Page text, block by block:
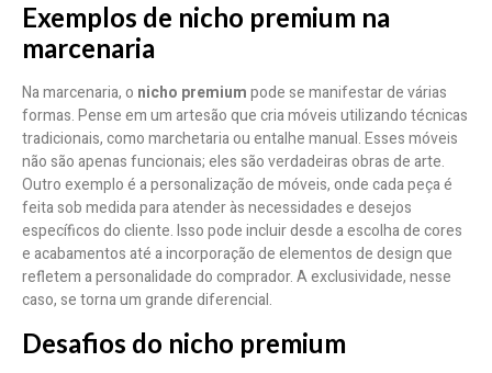
Exemplos de nicho premium na
marcenaria
Na marcenaria, o nicho premiumpode se manifestar de várias
formas. Pense em um artesão que cria móveis utilizando técnicas
tradicionais, como marchetaria ou entalhe manual. Esses móveis
não são apenas funcionais; eles são verdadeiras obras de arte.
Outro exemplo é a personalização de móveis, onde cada peça é
feita sob medida para atender às necessidades e desejos
específicos do cliente. Isso pode incluir desde a escolha de cores
e acabamentos até a incorporação de elementos de design que
refletem a personalidade do comprador. A exclusividade, nesse
caso, se torna um grande diferencial.
Desafios do nicho premium